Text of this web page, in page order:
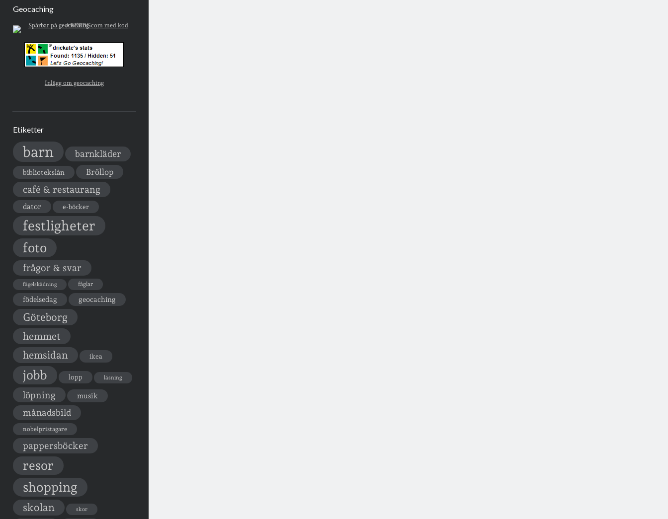
Geocaching
Inlägg om geocaching
Etiketter
barn barnkläder
bibliotekslån Bröllop
café & restaurang
dator e-böcker
festligheter
foto
frågor & svar
fågelskådning fåglar
födelsedag geocaching
Göteborg
hemmet
hemsidan
ikea
jobb lopp läsning
löpning musik
månadsbild
nobelpristagare
pappersböcker
resor
shopping
skolan skor